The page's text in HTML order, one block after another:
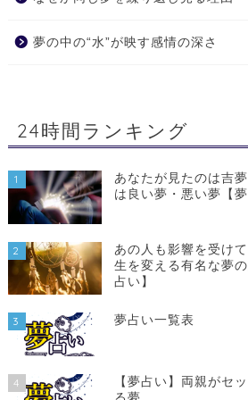
夢の中の“水”が映す感情の深さ
24時間ランキング
1
あなたが見たのは吉
は良い夢・悪い夢【夢
2
あの人も影響を受け
生を変える有名な夢
占い】
3 夢占い一覧表
4
【夢占い】両親がセ